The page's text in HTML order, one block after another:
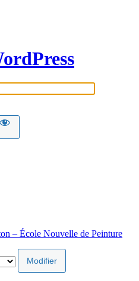
– École Nouvelle de Peinture